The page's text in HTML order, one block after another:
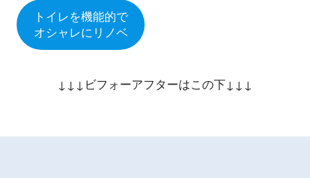
トイレを機能的で
オシャレにリノベ
↓↓↓ビフォーアフターはこの下↓↓↓